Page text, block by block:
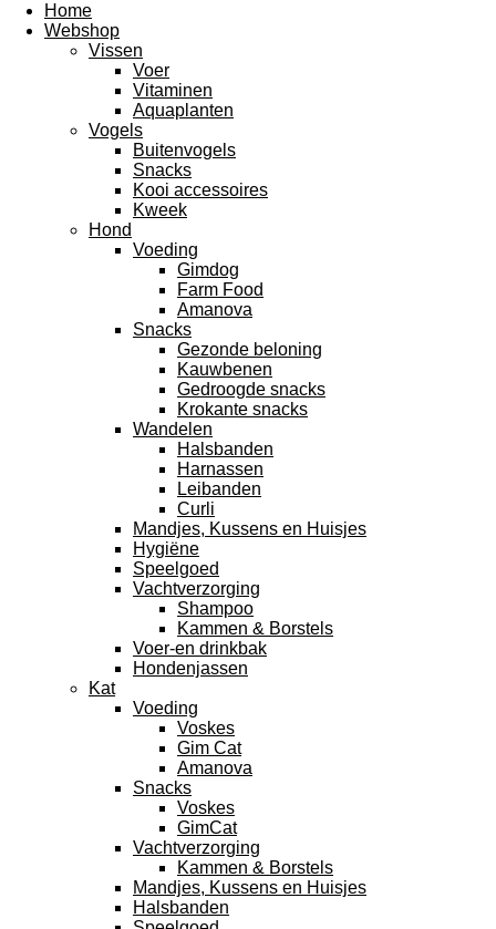
Home
Webshop
Vissen
Voer
Vitaminen
Aquaplanten
Vogels
Buitenvogels
Snacks
Kooi accessoires
Kweek
Hond
Voeding
Gimdog
Farm Food
Amanova
Snacks
Gezonde beloning
Kauwbenen
Gedroogde snacks
Krokante snacks
Wandelen
Halsbanden
Harnassen
Leibanden
Curli
Mandjes, Kussens en Huisjes
Hygiëne
Speelgoed
Vachtverzorging
Shampoo
Kammen & Borstels
Voer-en drinkbak
Hondenjassen
Kat
Voeding
Voskes
Gim Cat
Amanova
Snacks
Voskes
GimCat
Vachtverzorging
Kammen & Borstels
Mandjes, Kussens en Huisjes
Halsbanden